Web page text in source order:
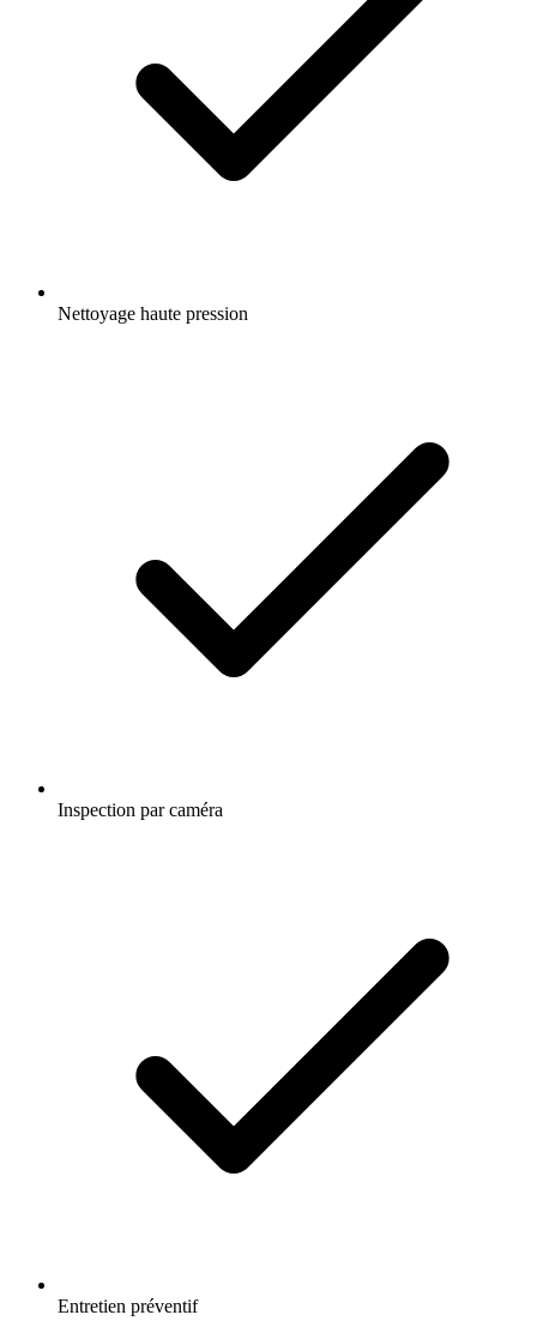
Nettoyage haute pression
Inspection par caméra
Entretien préventif